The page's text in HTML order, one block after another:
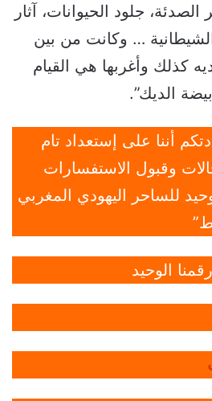
جلود الحيوانات، آثار
الشيطانية … وكانت من بين
كذلك وأغربها هي القيام
الديك”.
أننا على إستعداد تام
وقبول الاستفسارات
للساحر اليهودي المغربي
الوحيد